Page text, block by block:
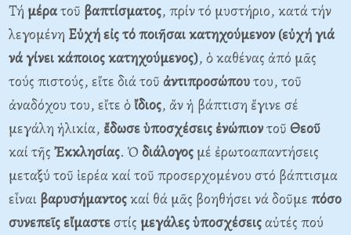
Τή μέρατοῦ βαπτίσματος, πρίν τό μυστήριο, κατά τήν
λεγομένη Εὐχή εἰς τό ποιῆσαι κατηχούμενον (εὐχήγιά
νάγίνεικάποιοςκατηχούμενος), ὁ καθένας ἀπό μᾶς
τούς πιστούς, εἴτε διά τοῦ ἀντιπροσώπουτου, τοῦ
ἀναδόχου του, εἴτε ὁἴδιος, ἄν ἡ βάπτιση ἔγινε σέ
μεγάλη ἡλικία, ἔδωσεὑποσχέσεις ἐνώπιοντοῦ Θεοῦ
καί τῆς Ἐκκλησίας. Ὁ διάλογος μέ ἐρωτοαπαντήσεις
μεταξύ τοῦ ἱερέα καί τοῦ προσερχομένου στό βάπτισμα
εἶναι βαρυσήμαντοςκαί θά μᾶς βοηθήσει νά δοῦμε πόσο
συνεπεῖςεἴμαστεστίς μεγάλεςὑποσχέσειςαὐτές πού